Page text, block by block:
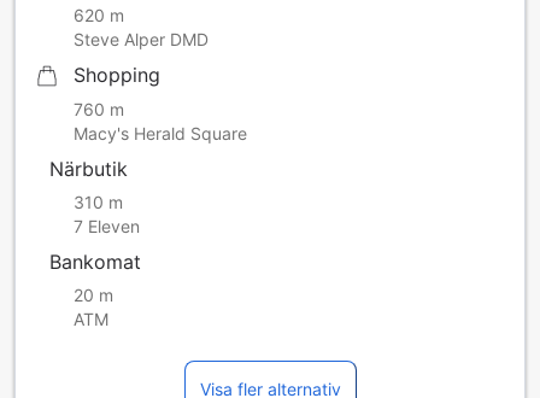
lokalt gym; 2 flaskor premiumvatten per dag.
620 m
Steve Alper DMD
Shopping
760 m
Macy's Herald Square
Närbutik
310 m
7 Eleven
Bankomat
20 m
ATM
Visa fler alternativ